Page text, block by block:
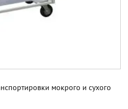
мокрого и сухого